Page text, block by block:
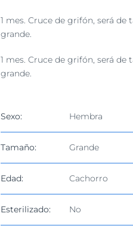
1 mes. Cruce de grifón, será
grande.
1 mes. Cruce de grifón, será
grande.
Sexo: Hembra
Tamaño: Grande
Edad: Cachorro
Esterilizado: No